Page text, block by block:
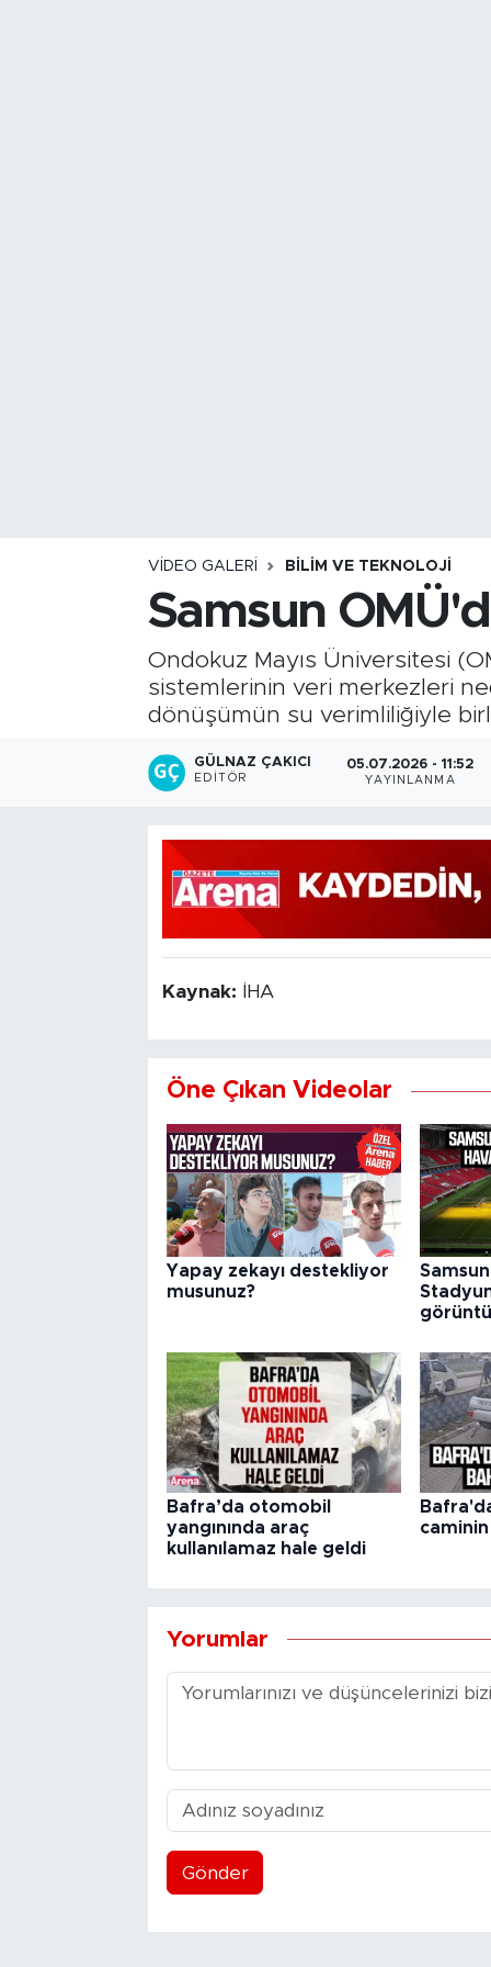
VIDEO GALERI BILIM VE TEKNOLOJI
Samsun
Ondokuz Mayıs Üniversitesi
sistemlerinin veri merkezleri
dönüşümün su verimliliğiyle
GÜLNAZ ÇAKICI
EDITÖR
05.07.2026 - 11:52
YAYINLANMA
Kaynak: İHA
Öne Çıkan Videolar
Yapay zekayı destekliyor
musunuz?
Samsun
Bafra’da otomobil
yangınında araç
kullanılamaz hale geldi
Yorumlar
Gönder